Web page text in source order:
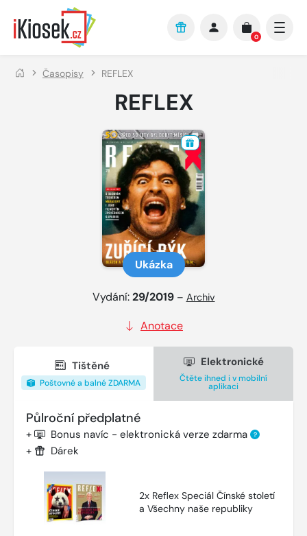
Přejít na hlavní obsah
0
Časopisy REFLEX
REFLEX
Ukázka
Vydání:29/2019 – Archiv
Anotace
Tištěné
Poštovné a balné ZDARMA
Elektronické
Čtěte ihned i v mobilní
aplikaci
Půlroční předplatné
+ Bonus navíc - elektronická verze zdarma ?
+ Dárek
2x Reflex Speciál Čínské století
a Všechny naše republiky